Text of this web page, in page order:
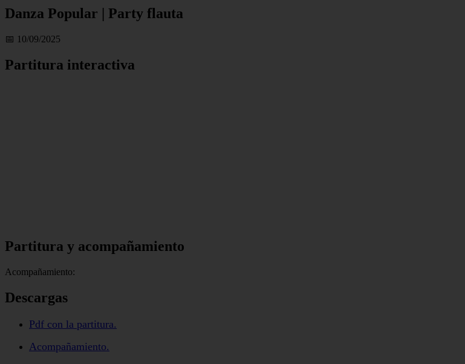
Danza Popular | Party flauta
📅 10/09/2025
Partitura interactiva
Partitura y acompañamiento
Acompañamiento:
Descargas
Pdf con la partitura.
Acompañamiento.